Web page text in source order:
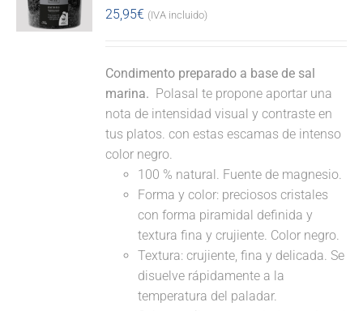
25,95€ (IVA incluido)
Condimento preparado a base de sal
marina. Polasal te propone aportar una
nota de intensidad visual y contraste en
tus platos. con estas escamas de intenso
color negro.
100 % natural. Fuente de magnesio.
Forma y color: preciosos cristales
con forma piramidal definida y
textura fina y crujiente. Color negro.
Textura: crujiente, fina y delicada. Se
disuelve rápidamente a la
temperatura del paladar.